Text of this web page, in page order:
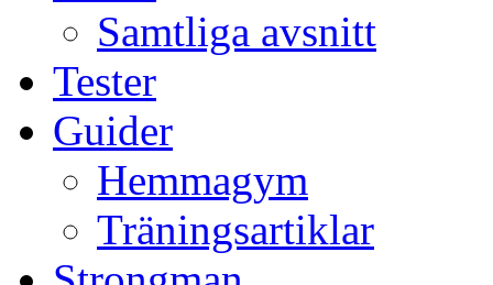
Samtliga avsnitt
Tester
Guider
Hemmagym
Träningsartiklar